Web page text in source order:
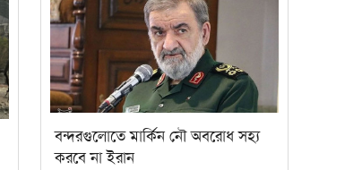
বন্দরগুলোতে মার্কিন নৌ অবরোধ সহ্য
করবে না ইরান